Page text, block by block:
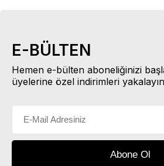
E-BÜLTEN
Hemen e-bülten aboneliğinizi
üyelerine özel indirimleri